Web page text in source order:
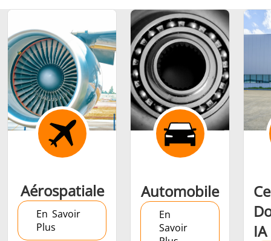
Frettage
Générateur et
Contrôleur
Générateurs
Aérospatiale
En Savoir
Plus
Automobile
En
Savoir
IA